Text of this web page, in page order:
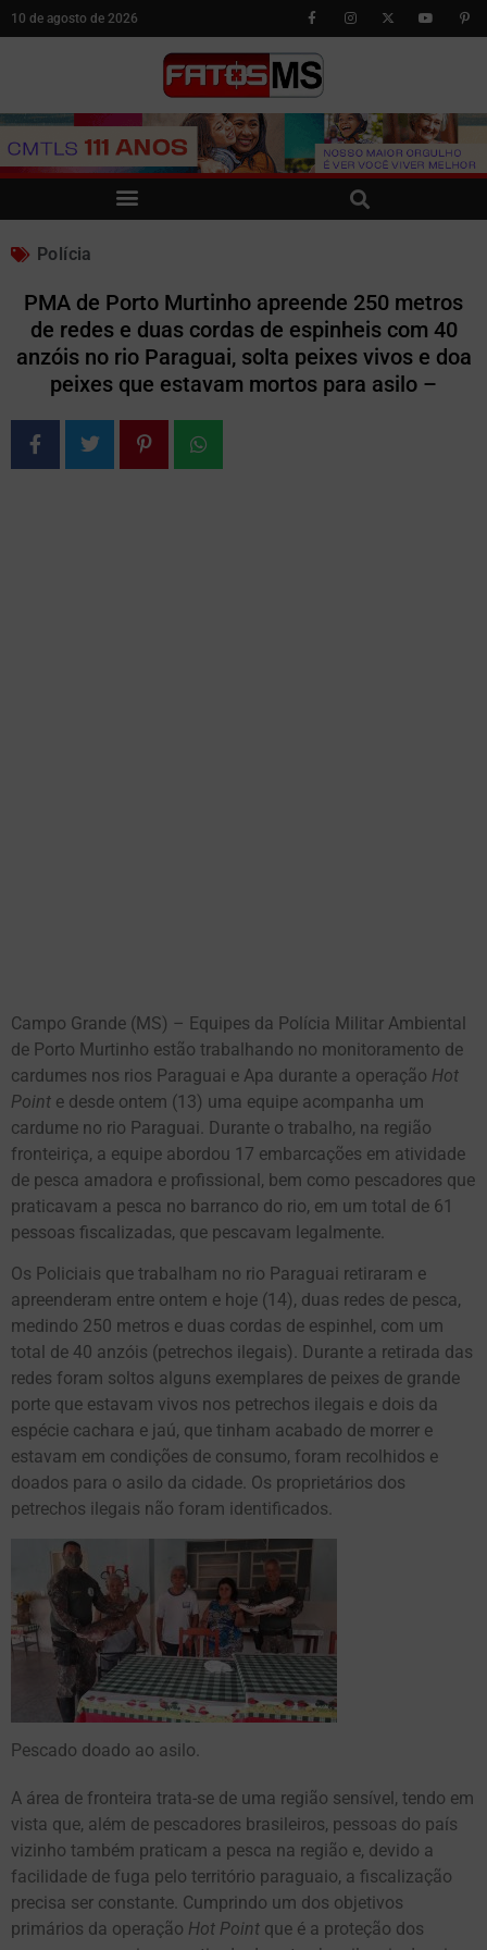
10 de agosto de 2026
Polícia
PMA de Porto Murtinho apreende 250 metros
de redes e duas cordas de espinheis com 40
anzóis no rio Paraguai, solta peixes vivos e doa
peixes que estavam mortos para asilo –
Campo Grande (MS) – Equipes da Polícia Militar Ambiental
de Porto Murtinho estão trabalhando no monitoramento de
cardumes nos rios Paraguai e Apa durante a operação Hot
Point e desde ontem (13) uma equipe acompanha um
cardume no rio Paraguai. Durante o trabalho, na região
fronteiriça, a equipe abordou 17 embarcações em atividade
de pesca amadora e profissional, bem como pescadores que
praticavam a pesca no barranco do rio, em um total de 61
pessoas fiscalizadas, que pescavam legalmente.
Os Policiais que trabalham no rio Paraguai retiraram e
apreenderam entre ontem e hoje (14), duas redes de pesca,
medindo 250 metros e duas cordas de espinhel, com um
total de 40 anzóis (petrechos ilegais). Durante a retirada das
redes foram soltos alguns exemplares de peixes de grande
porte que estavam vivos nos petrechos ilegais e dois da
espécie cachara e jaú, que tinham acabado de morrer e
estavam em condições de consumo, foram recolhidos e
doados para o asilo da cidade. Os proprietários dos
petrechos ilegais não foram identificados.
Pescado doado ao asilo.
A área de fronteira trata-se de uma região sensível, tendo em
vista que, além de pescadores brasileiros, pessoas do país
vizinho também praticam a pesca na região e, devido a
facilidade de fuga pelo território paraguaio, a fiscalização
precisa ser constante. Cumprindo um dos objetivos
primários da operação Hot Point que é a proteção dos